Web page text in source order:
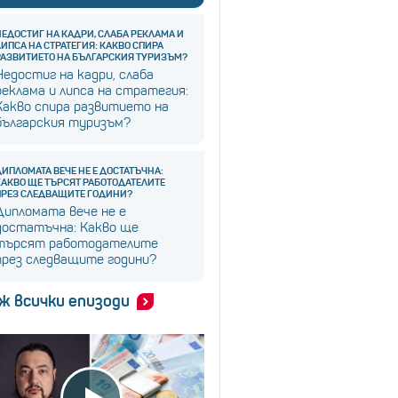
НА КАДРИ, СЛАБА РЕКЛАМА И
НА СТРАТЕГИЯ: КАКВО СПИРА
НА БЪЛГАРСКИЯ ТУРИЗЪМ?
на кадри, слаба
и липса на стратегия:
спира развитието на
туризъм?
ВЕЧЕ НЕ Е ДОСТАТЪЧНА:
ЩЕ ТЪРСЯТ РАБОТОДАТЕЛИТЕ
СЛЕДВАЩИТЕ ГОДИНИ?
вече не е
Какво ще
работодателите
следващите години?
всички епизоди